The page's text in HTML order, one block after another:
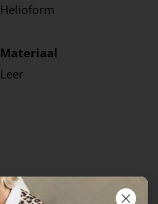
Helioform
Materiaal
Leer